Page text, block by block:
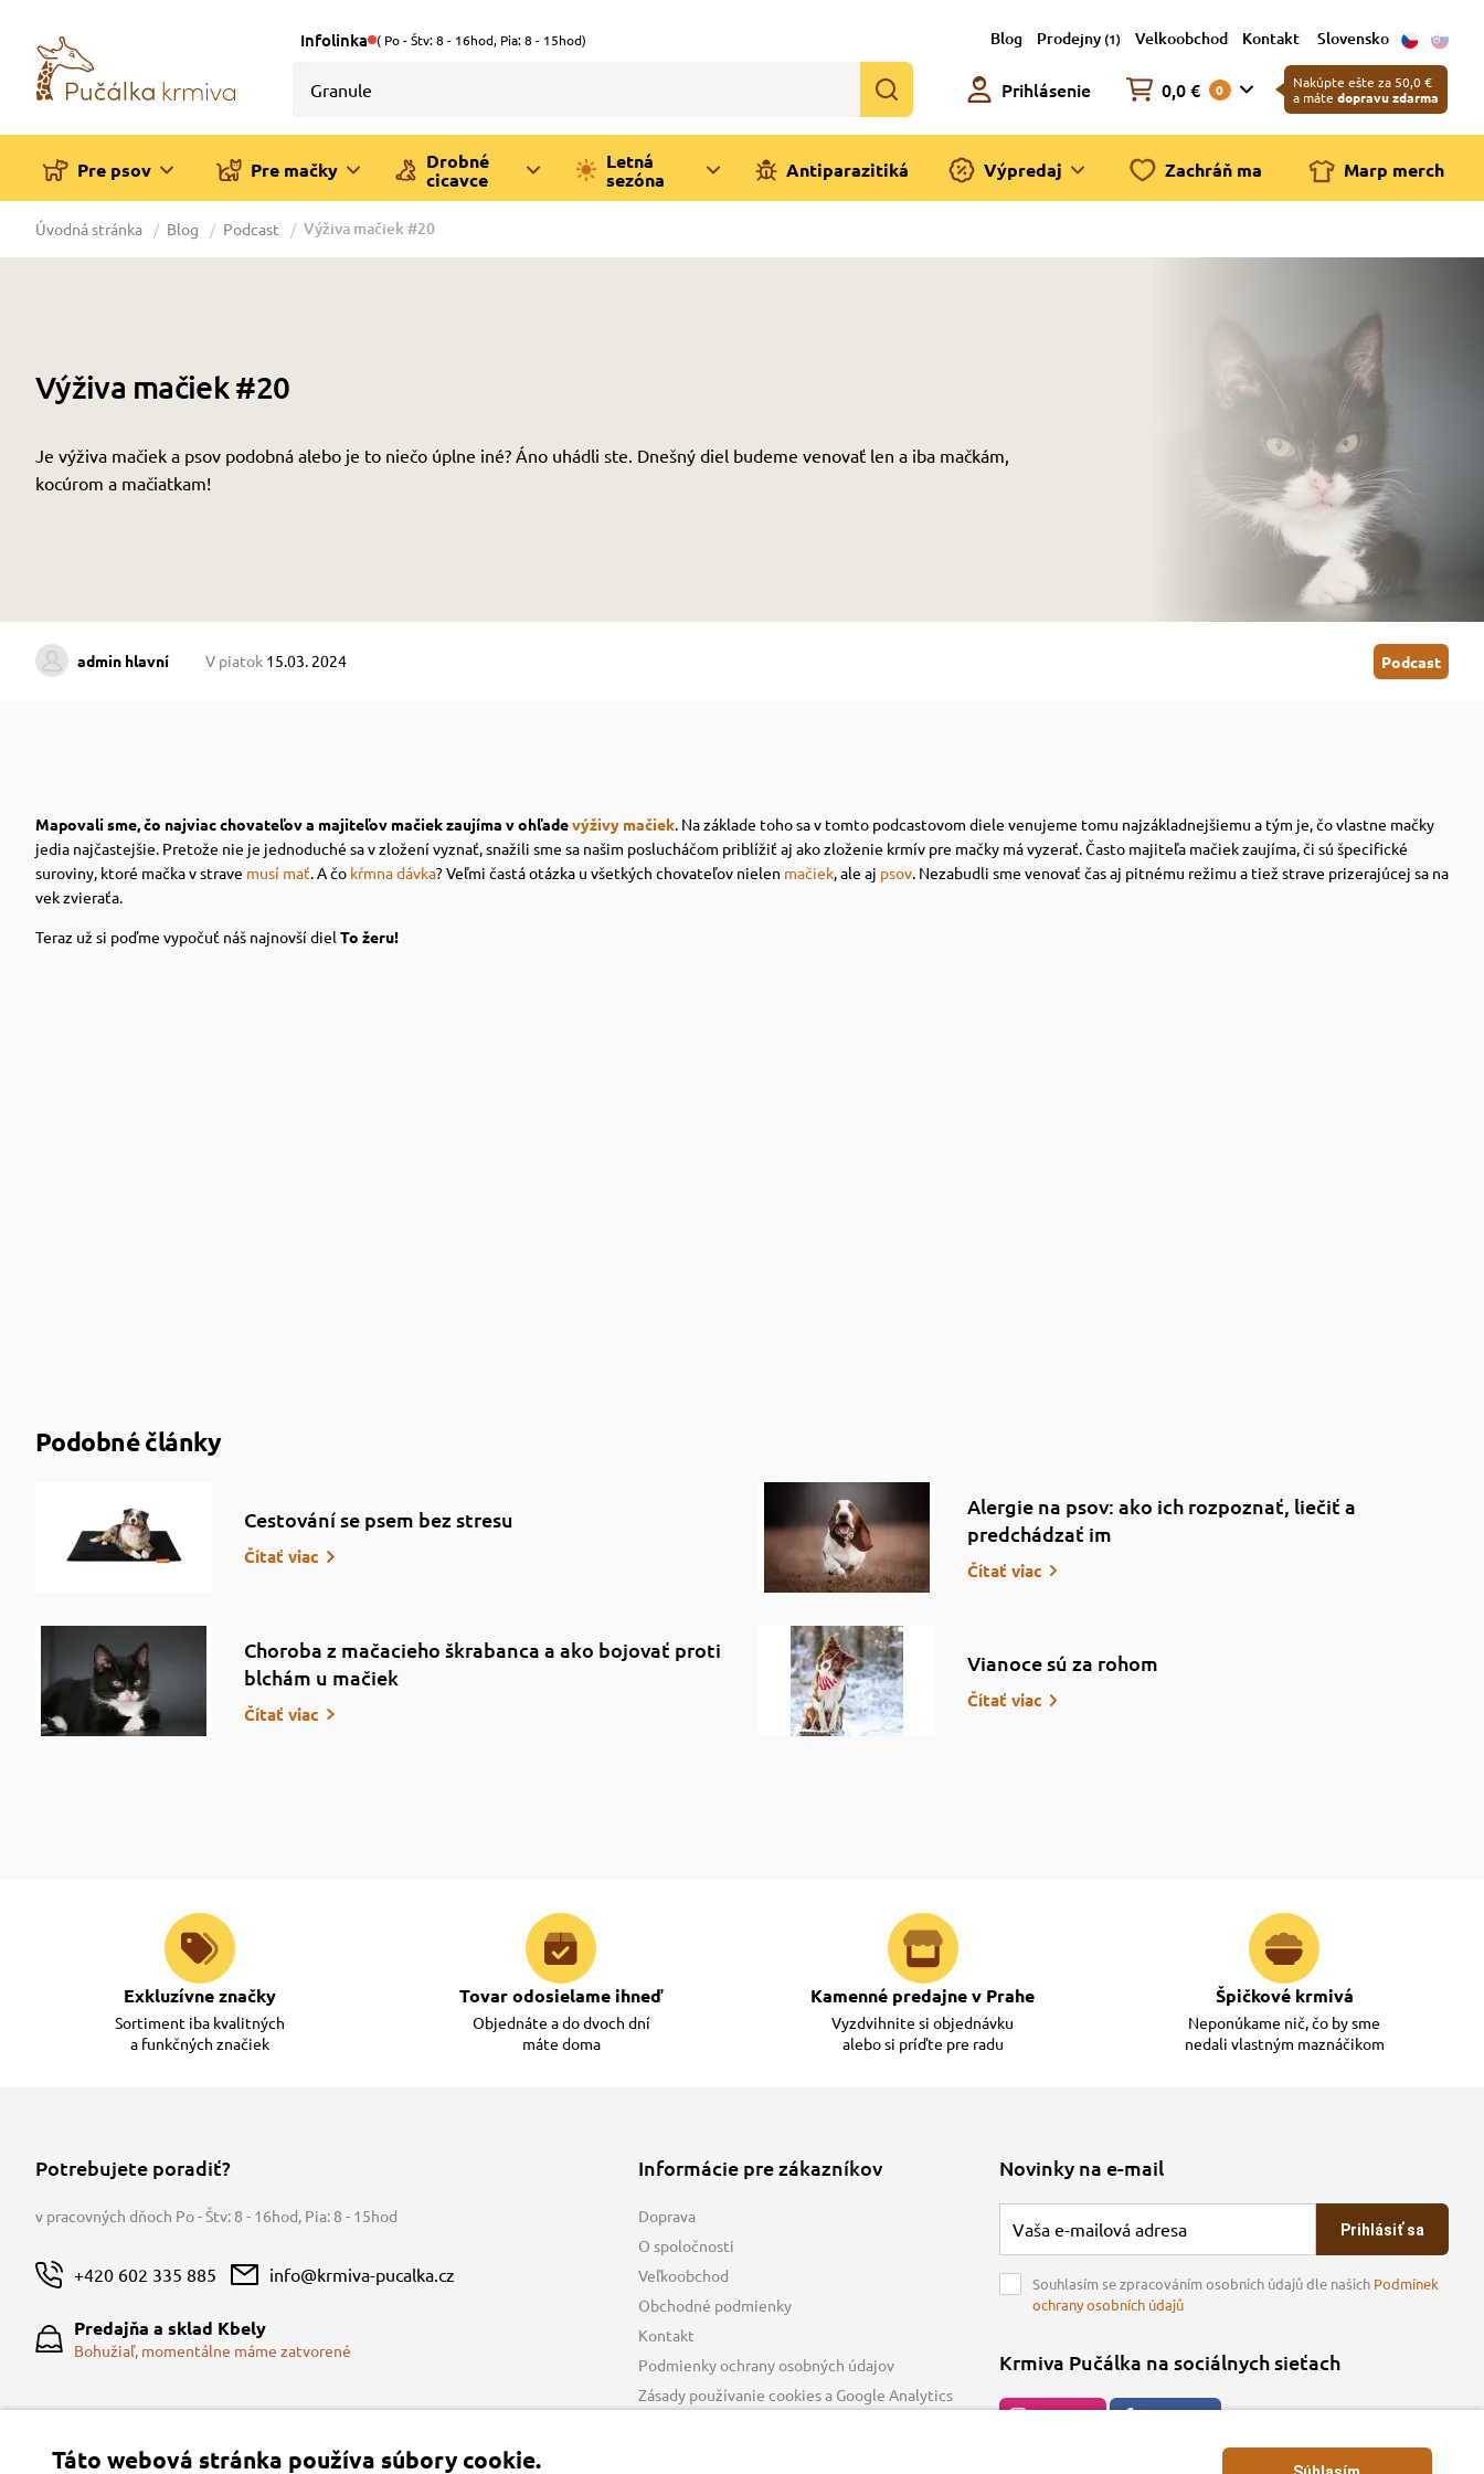
Infolinka ( Po - Štv: 8 - 16hod, Pia: 8 - 15hod) Blog Prodejny (1) Velkoobchod Kontakt Slovensko
Prihlásenie 0,0 € 0
Nakúpte ešte za 50,0 €
a máte dopravu zdarma
Pre psov Pre mačky
Drobné
cicavce
Letná
sezóna
Antiparazitiká Výpredaj Zachráň ma Marp merch
Úvodná stránka Blog Podcast Výživa mačiek #20
Výživa mačiek #20
Je výživa mačiek a psov podobná alebo je to niečo úplne iné? Áno uhádli ste. Dnešný diel budeme venovať len a iba mačkám,
kocúrom a mačiatkam!
admin hlavní V piatok 15.03. 2024 Podcast
Mapovali sme, čo najviac chovateľov a majiteľov mačiek zaujíma v ohľadevýživy mačiek. Na základe toho sa v tomto podcastovom diele venujeme tomu najzákladnejšiemu a tým je, čo vlastne mačky
jedia najčastejšie. Pretože nie je jednoduché sa v zložení vyznať, snažili sme sa našim poslucháčom priblížiť aj ako zloženie krmív pre mačky má vyzerať. Často majiteľa mačiek zaujíma, či sú špecifické
suroviny, ktoré mačka v strave musí mať. A čo kŕmna dávka? Veľmi častá otázka u všetkých chovateľov nielen mačiek, ale aj psov. Nezabudli sme venovať čas aj pitnému režimu a tiež strave prizerajúcej sa na
vek zvieraťa.
Teraz už si poďme vypočuť náš najnovší diel To žeru!
Podobné články
Cestování se psem bez stresu
Čítať viac
Alergie na psov: ako ich rozpoznať, liečiť a
predchádzať im
Čítať viac
Choroba z mačacieho škrabanca a ako bojovať proti
blchám u mačiek
Čítať viac
Vianoce sú za rohom
Čítať viac
Exkluzívne značky
Sortiment iba kvalitných
a funkčných značiek
Tovar odosielame ihneď
Objednáte a do dvoch dní
máte doma
Kamenné predajne v Prahe
Vyzdvihnite si objednávku
alebo si príďte pre radu
Špičkové krmivá
Neponúkame nič, čo by sme
nedali vlastným maznáčikom
Potrebujete poradiť?
v pracovných dňoch Po - Štv: 8 - 16hod, Pia: 8 - 15hod
+420 602 335 885 info@krmiva-pucalka.cz
Predajňa a sklad Kbely
Bohužiaľ, momentálne máme zatvorené
Informácie pre zákazníkov
Doprava
O spoločnosti
Veľkoobchod
Obchodné podmienky
Kontakt
Podmienky ochrany osobných údajov
Zásady používanie cookies a Google Analytics
Novinky na e-mail
Prihlásiť sa
Souhlasím se zpracováním osobních údajů dle našich Podmínek
ochrany osobních údajů
Krmiva Pučálka na sociálnych sieťach
Táto webová stránka používa súbory cookie.